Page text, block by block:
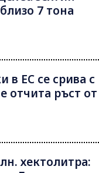
7 тона
в ЕС се срива с
отчита ръст от
хектолитра: